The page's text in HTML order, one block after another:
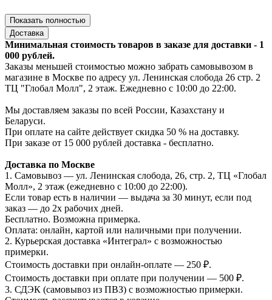
Показать полностью
Доставка
Минимальная стоимость товаров в заказе для доставки - 1
000 рублей.
Заказы меньшей стоимостью можно забрать самовывозом в
магазине в Москве по адресу ул. Ленинская слобода 26 стр. 2
ТЦ "Глобал Молл", 2 этаж. Ежедневно с 10:00 до 22:00.
Мы доставляем заказы по всей России, Казахстану и
Беларуси.
При оплате на сайте действует скидка 50 % на доставку.
При заказе от 15 000 рублей доставка - бесплатно.
Доставка по Москве
1. Самовывоз — ул. Ленинская слобода, 26, стр. 2, ТЦ «Глобал
Молл», 2 этаж (ежедневно с 10:00 до 22:00).
Если товар есть в наличии — выдача за 30 минут, если под
заказ — до 2х рабочих дней.
Бесплатно. Возможна примерка.
Оплата: онлайн, картой или наличными при получении.
2. Курьерская доставка «Интеграл» с возможностью
примерки.
Стоимость доставки при онлайн-оплате — 250 ₽.
Стоимость доставки при оплате при получении — 500 ₽.
3. СДЭК (самовывоз из ПВЗ) с возможностью примерки.